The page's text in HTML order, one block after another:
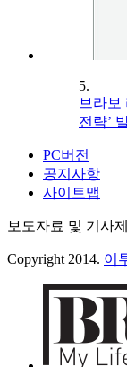
5.
브라보
전략’
PC버전
공지사항
사이트맵
보도자료 및 기사
Copyright 2014. 이